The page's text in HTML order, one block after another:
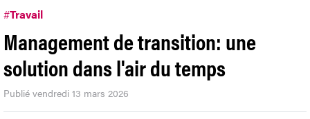
#Travail
Management de transition: une
solution dans l'air du temps
Publié vendredi 13 mars 2026